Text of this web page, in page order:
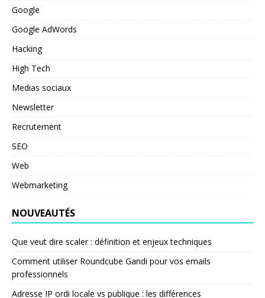
Google
Google AdWords
Hacking
High Tech
Medias sociaux
Newsletter
Recrutement
SEO
Web
Webmarketing
NOUVEAUTÉS
Que veut dire scaler : définition et enjeux techniques
Comment utiliser Roundcube Gandi pour vos emails
professionnels
Adresse IP ordi locale vs publique : les différences